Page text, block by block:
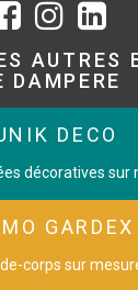
AUTRES
DAMPERE
DECO
décoratives sur
GARDEX
corps sur